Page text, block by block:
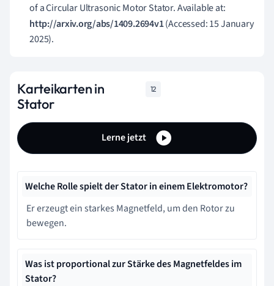
of a Circular Ultrasonic Motor Stator. Available at:
http://arxiv.org/abs/1409.2694v1(Accessed: 15 January
2025).
Karteikarten in
Stator
12
Lerne jetzt
Welche Rolle spielt der Stator in einem Elektromotor?
Er erzeugt ein starkes Magnetfeld, um den Rotor zu
bewegen.
Was ist proportional zur Stärke des Magnetfeldes im
Stator?